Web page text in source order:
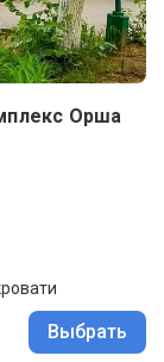
Орша
Выбрать